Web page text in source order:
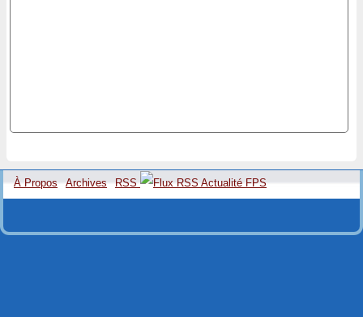
À Propos Archives RSS